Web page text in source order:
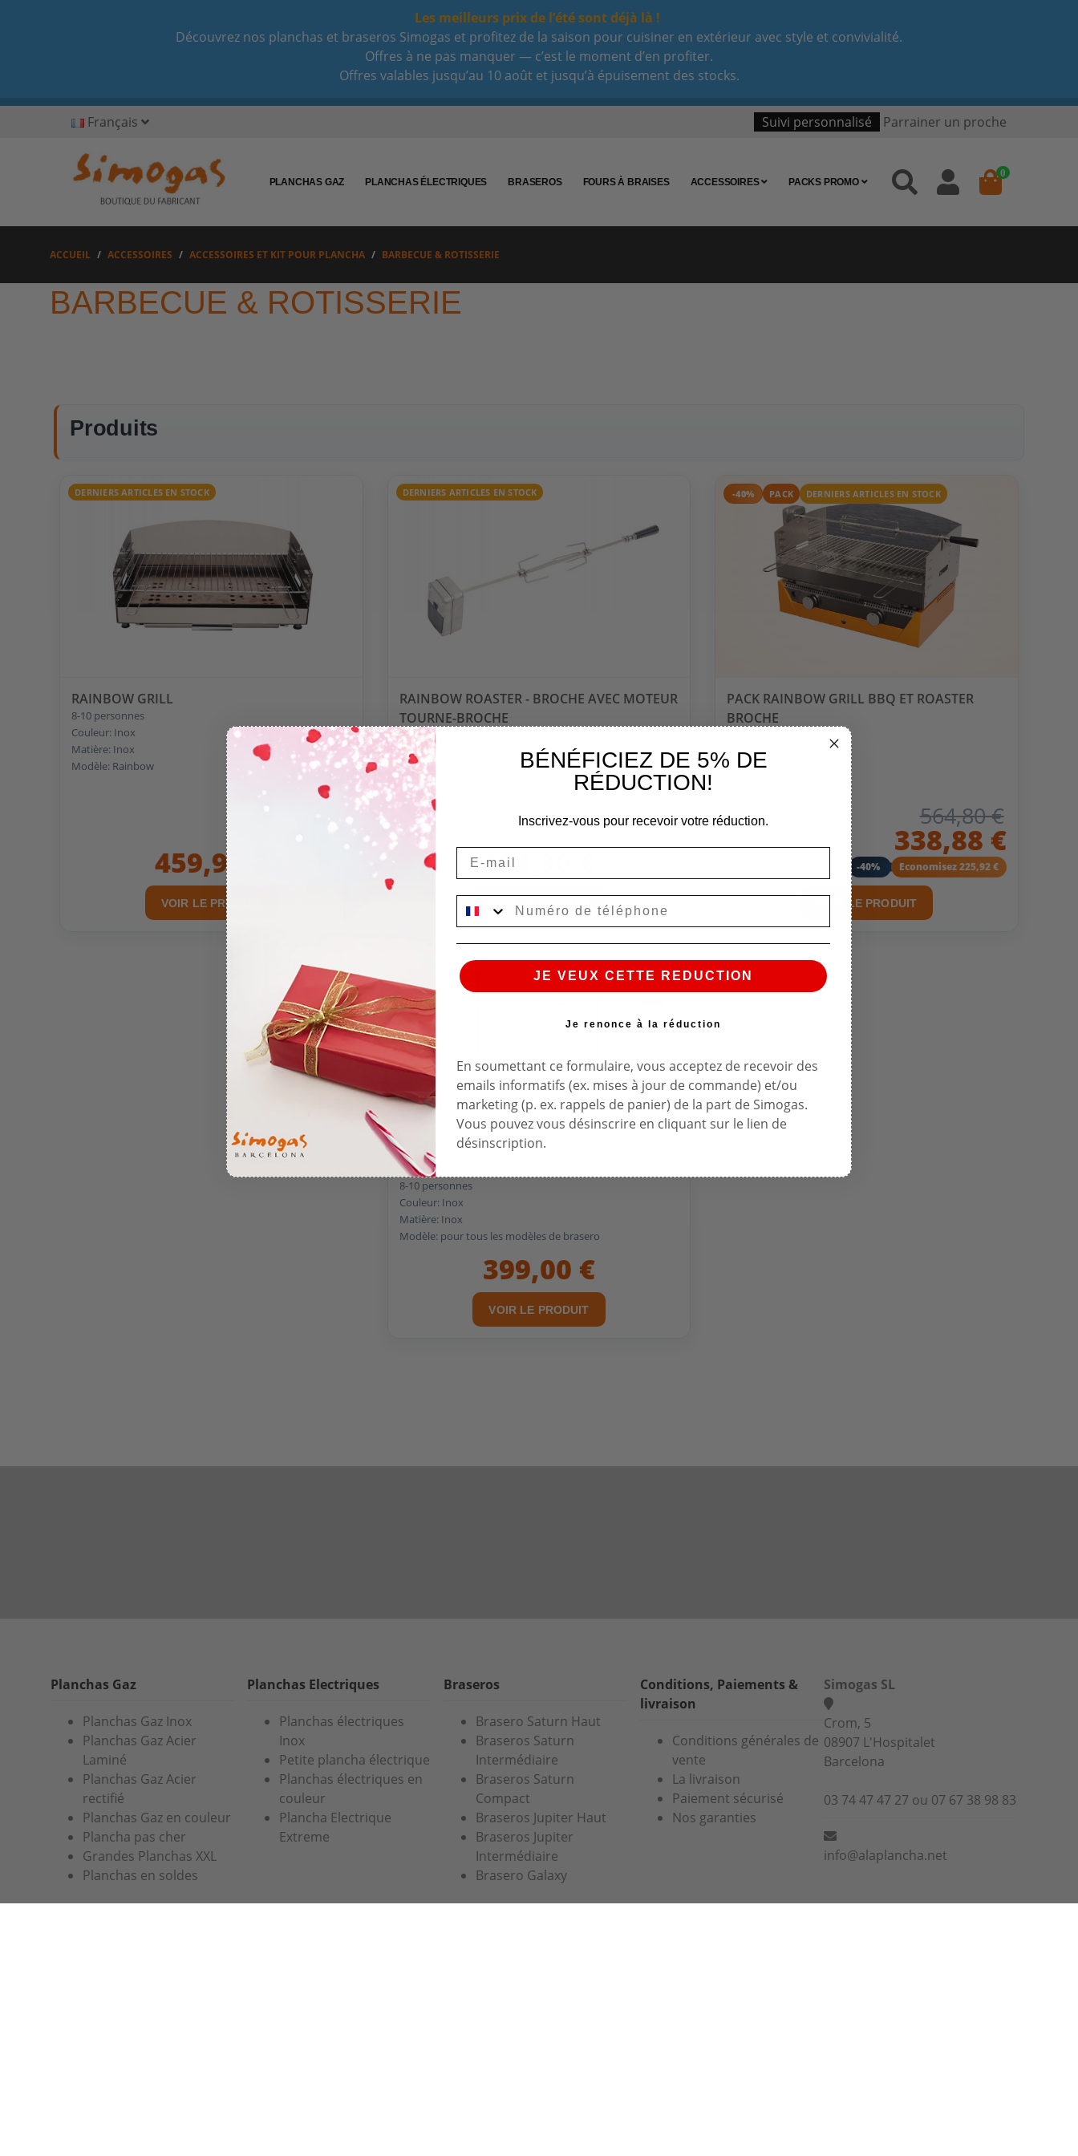
Les meilleurs prix de l’été sont déjà là !
Découvrez nos planchas et braseros Simogas et profitez de la saison pour cuisiner en extérieur avec style et convivialité.
Offres à ne pas manquer — c’est le moment d’en profiter.
Offres valables jusqu’au 10 août et jusqu’à épuisement des stocks.
Français Suivi personnalisé Parrainer un proche
PLANCHAS GAZ PLANCHAS ÉLECTRIQUES BRASEROS FOURS À BRAISES ACCESSOIRES PACKS PROMO
0
ACCUEIL ACCESSOIRES ACCESSOIRES ET KIT POUR PLANCHA BARBECUE & ROTISSERIE
BARBECUE & ROTISSERIE
Produits
DERNIERS ARTICLES EN STOCK
RAINBOW GRILL
8-10 personnes
Couleur: Inox
Matière: Inox
Modèle: Rainbow
459,90 €
VOIR LE PRODUIT
DERNIERS ARTICLES EN STOCK
RAINBOW ROASTER - BROCHE AVEC MOTEUR
TOURNE-BROCHE
8-10 personnes
Couleur: Inox
Matière: Inox
Modèle: Rainbow
104,90 €
VOIR LE PRODUIT
-40% PACK DERNIERS ARTICLES EN STOCK
PACK RAINBOW GRILL BBQ ET ROASTER
BROCHE
Couleur: Inox
Matière: Inox
564,80 €
338,88 €
-40% Economisez 225,92 €
VOIR LE PRODUIT
KIT RÔTISSERIE ÉLECTRIQUE POUR BRASERO
8-10 personnes
Couleur: Inox
Matière: Inox
Modèle: pour tous les modèles de brasero
399,00 €
VOIR LE PRODUIT
Planchas Gaz
Planchas Gaz Inox
Planchas Gaz Acier
Laminé
Planchas Gaz Acier
rectifié
Planchas Gaz en couleur
Plancha pas cher
Grandes Planchas XXL
Planchas en soldes
Planchas Electriques
Planchas électriques
Inox
Petite plancha électrique
Planchas électriques en
couleur
Plancha Electrique
Extreme
Braseros
Brasero Saturn Haut
Braseros Saturn
Intermédiaire
Braseros Saturn
Compact
Braseros Jupiter Haut
Braseros Jupiter
Intermédiaire
Brasero Galaxy
Conditions, Paiements &
livraison
Conditions générales de
vente
La livraison
Paiement sécurisé
Nos garanties
Simogas SL
Crom, 5
08907 L'Hospitalet
Barcelona
03 74 47 47 27 ou 07 67 38 98 83
info@alaplancha.net
BÉNÉFICIEZ DE 5% DE
RÉDUCTION!
Inscrivez-vous pour recevoir votre réduction.
JE VEUX CETTE REDUCTION
Je renonce à la réduction
En soumettant ce formulaire, vous acceptez de recevoir des
emails informatifs (ex. mises à jour de commande) et/ou
marketing (p. ex. rappels de panier) de la part de Simogas.
Vous pouvez vous désinscrire en cliquant sur le lien de
désinscription.